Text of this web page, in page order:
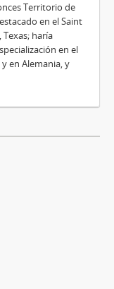
Territorio de
en el Saint
haría
en el
en Alemania, y